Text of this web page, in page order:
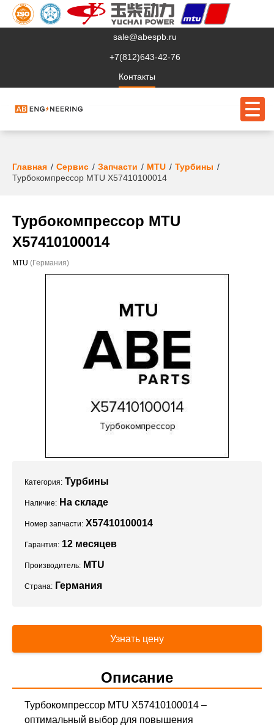
sale@abespb.ru
+7(812)643-42-76
Контакты
О компании
Сервис
Главная Сервис Запчасти MTU
Турбины
Турбокомпрессор MTU X57410100014
Турбокомпрессор MTU
X57410100014
MTU (Германия)
Категория: Турбины
Наличие: На складе
Номер запчасти: X57410100014
Гарантия: 12 месяцев
Производитель: MTU
Страна: Германия
Узнать цену
Описание
Турбокомпрессор MTU X57410100014 –
оптимальный выбор для повышения